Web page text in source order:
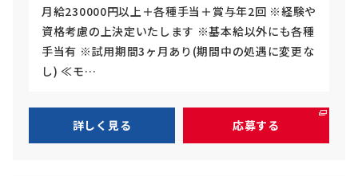
月給230000円以上＋各種手当＋賞与年2回 ※経験や
資格考慮の上決定いたします ※基本給以外にも各種
手当有 ※試用期間3ヶ月あり(期間中の処遇に変更な
し) ≪モ…
詳しく見る 応募する